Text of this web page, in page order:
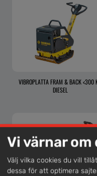
VIBROPLATTA FRAM & BACK <300
DIESEL
Vi värnar
Välj vilka cookies du vill
dessa för att optimera